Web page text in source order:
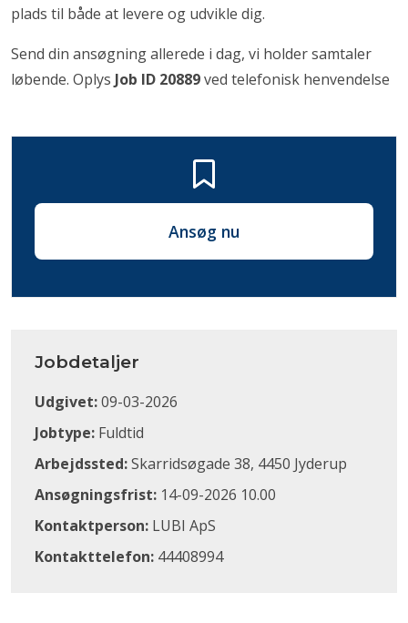
plads til både at levere og udvikle dig.
Send din ansøgning allerede i dag, vi holder samtaler
løbende. Oplys Job ID 20889ved telefonisk henvendelse
Ansøg nu
Jobdetaljer
Udgivet:09-03-2026
Jobtype: Fuldtid
Arbejdssted:Skarridsøgade 38, 4450 Jyderup
Ansøgningsfrist: 14-09-2026 10.00
Kontaktperson: LUBI ApS
Kontakttelefon: 44408994